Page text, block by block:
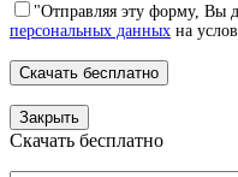
"Отправляя эту форму, Вы
персональных данных на
Закрыть
Скачать бесплатно